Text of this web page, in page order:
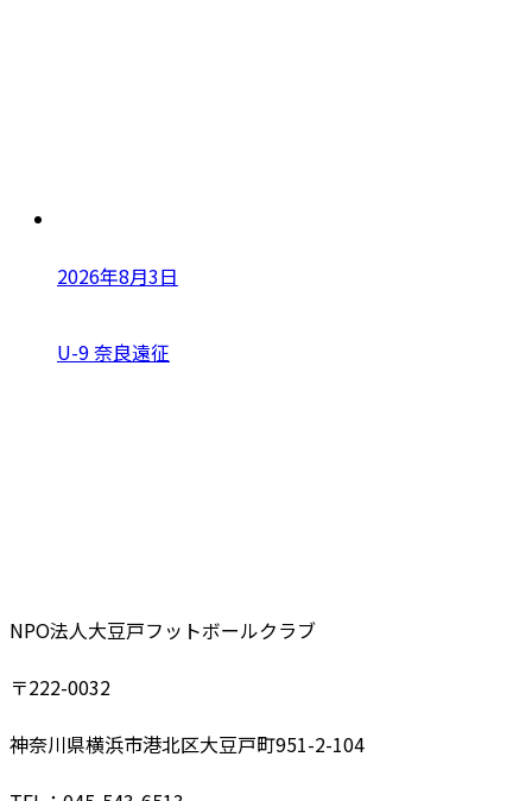
2026年8月3日
U-9 奈良遠征
NPO法人大豆戸フットボールクラブ
〒222-0032
神奈川県横浜市港北区大豆戸町951-2-104